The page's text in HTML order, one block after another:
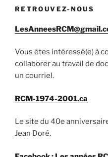
RETROUVEZ-NOUS
Vous êtes intéressé(e) à
collaborer au travail de
un courriel.
RCM-1974-2001.ca
Le site du 40e
Jean Doré.